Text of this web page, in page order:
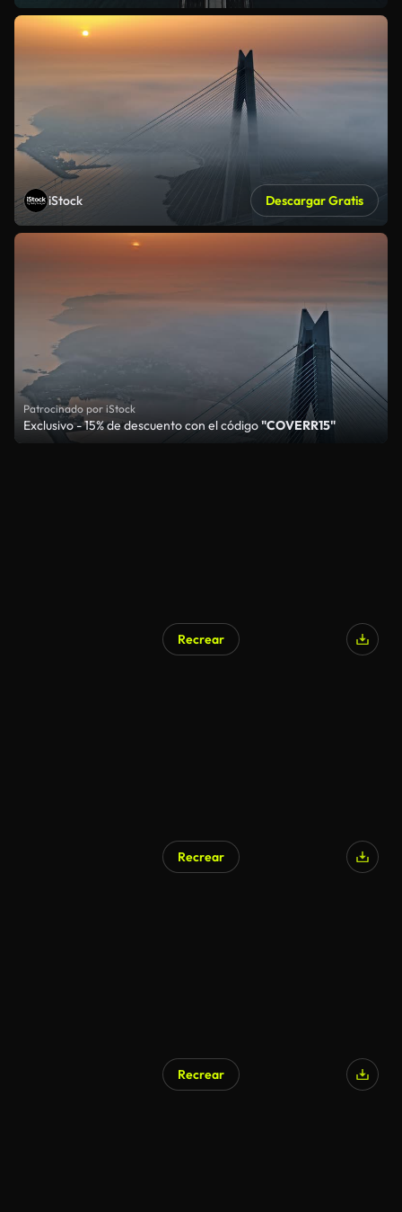
iStock Descargar Gratis
Patrocinado por iStock
Exclusivo - 15% de descuento con el código"COVERR15"
Recrear
Recrear
Recrear